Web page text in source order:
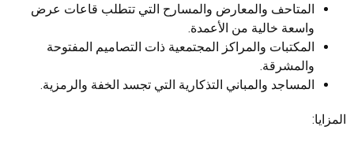
المتاحف والمعارض والمسارح التي تتطلب قاعات عرض
واسعة خالية من الأعمدة.
المكتبات والمراكز المجتمعية ذات التصاميم المفتوحة
والمشرقة.
المساجد والمباني التذكارية التي تجسد الخفة والرمزية.
المزايا: